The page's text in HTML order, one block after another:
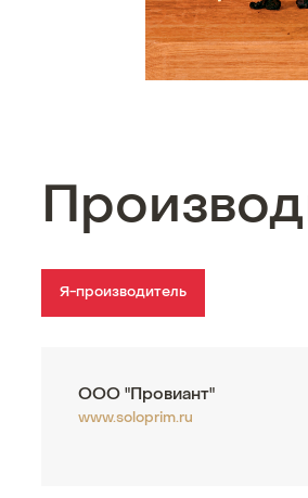
Я-производитель
ООО "Провиант"
www.soloprim.ru